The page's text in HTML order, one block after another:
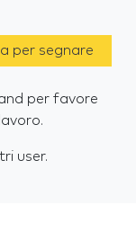
per segnare
per favore
user.